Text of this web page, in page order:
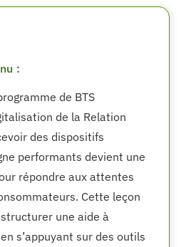
:
de BTS
de la Relation
des dispositifs
performants devient une
répondre aux attentes
Cette leçon
une aide à
s’appuyant sur des outils